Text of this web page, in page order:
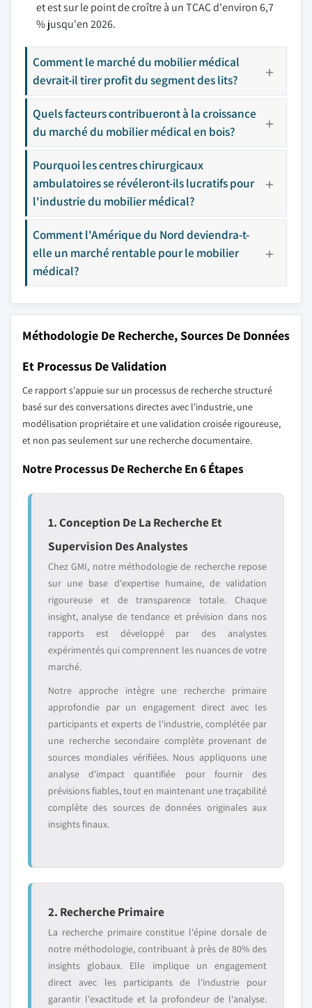
et est sur le point de croître à un TCAC d'environ 6,7
% jusqu'en 2026.
Comment le marché du mobilier médical
devrait-il tirer profit du segment des lits?
Quels facteurs contribueront à la croissance
du marché du mobilier médical en bois?
Pourquoi les centres chirurgicaux
ambulatoires se révéleront-ils lucratifs pour
l'industrie du mobilier médical?
Comment l'Amérique du Nord deviendra-t-
elle un marché rentable pour le mobilier
médical?
Méthodologie De Recherche, Sources De Données
Et Processus De Validation
Ce rapport s'appuie sur un processus de recherche structuré
basé sur des conversations directes avec l'industrie, une
modélisation propriétaire et une validation croisée rigoureuse,
et non pas seulement sur une recherche documentaire.
Notre Processus De Recherche En 6 Étapes
1. Conception De La Recherche Et
Supervision Des Analystes
Chez GMI, notre méthodologie de recherche repose
sur une base d'expertise humaine, de validation
rigoureuse et de transparence totale. Chaque
insight, analyse de tendance et prévision dans nos
rapports est développé par des analystes
expérimentés qui comprennent les nuances de votre
marché.
Notre approche intègre une recherche primaire
approfondie par un engagement direct avec les
participants et experts de l'industrie, complétée par
une recherche secondaire complète provenant de
sources mondiales vérifiées. Nous appliquons une
analyse d'impact quantifiée pour fournir des
prévisions fiables, tout en maintenant une traçabilité
complète des sources de données originales aux
insights finaux.
2. Recherche Primaire
La recherche primaire constitue l'épine dorsale de
notre méthodologie, contribuant à près de 80% des
insights globaux. Elle implique un engagement
direct avec les participants de l'industrie pour
garantir l'exactitude et la profondeur de l'analyse.